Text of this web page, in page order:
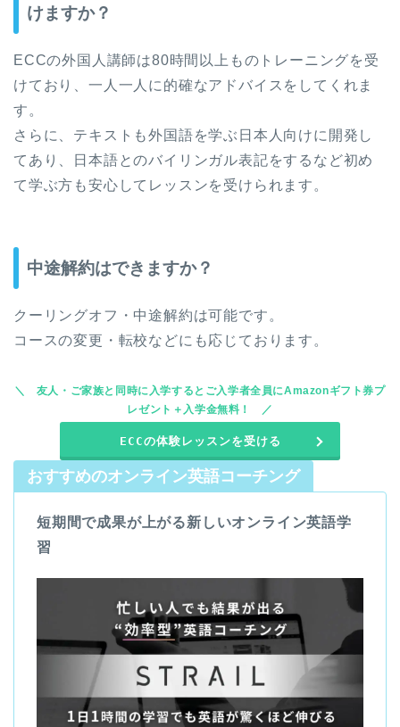
けますか？
ECCの外国人講師は80時間以上ものトレーニングを受
けており、一人一人に的確なアドバイスをしてくれま
す。
さらに、テキストも外国語を学ぶ日本人向けに開発し
てあり、日本語とのバイリンガル表記をするなど初め
て学ぶ方も安心してレッスンを受けられます。
中途解約はできますか？
クーリングオフ・中途解約は可能です。
コースの変更・転校などにも応じております。
友人・ご家族と同時に入学するとご入学者全員にAmazonギフト券プ
レゼント＋入学金無料！
ECCの体験レッスンを受ける
おすすめのオンライン英語コーチング
短期間で成果が上がる新しいオンライン英語学
習